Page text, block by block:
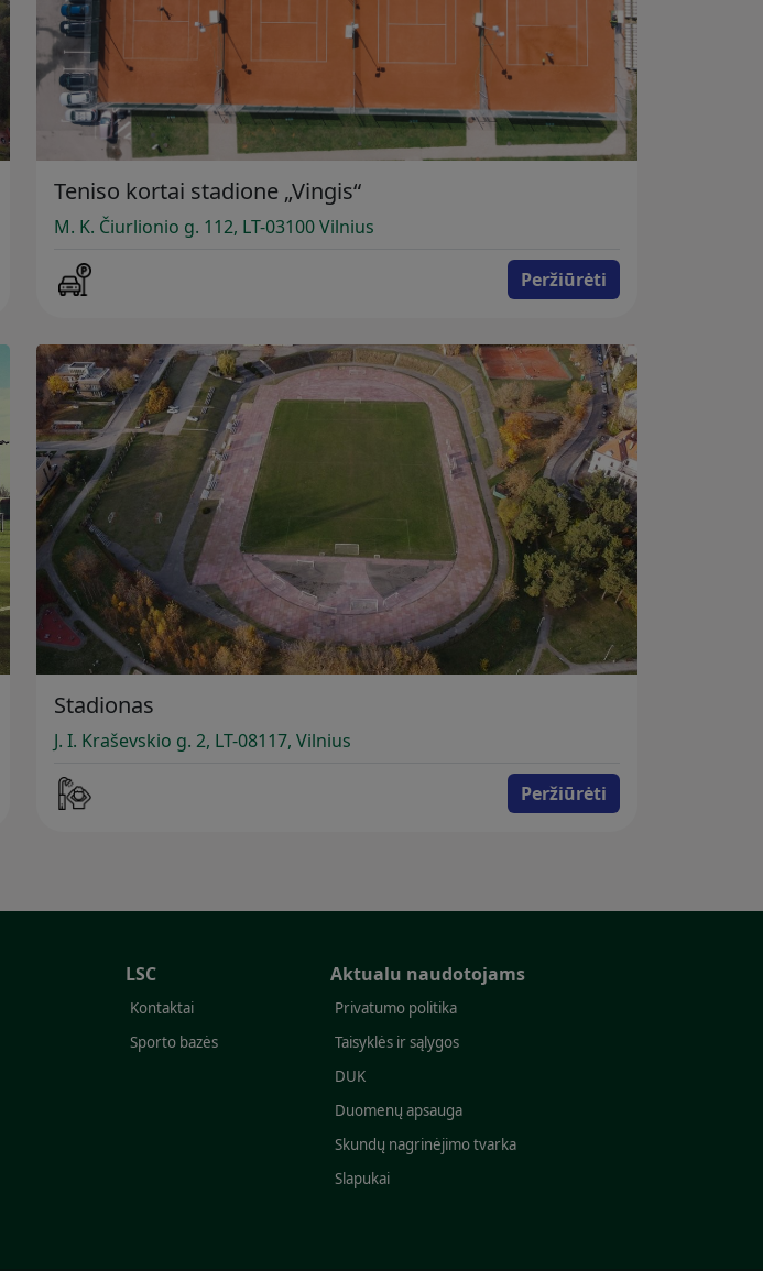
Teniso kortai stadione „Vingis“
M. K. Čiurlionio g. 112, LT-03100 Vilnius
Peržiūrėti
Stadionas
J. I. Kraševskio g. 2, LT-08117, Vilnius
Peržiūrėti
LSC
Kontaktai
Sporto bazės
Aktualu naudotojams
Privatumo politika
Taisyklės ir sąlygos
DUK
Duomenų apsauga
Skundų nagrinėjimo tvarka
Slapukai